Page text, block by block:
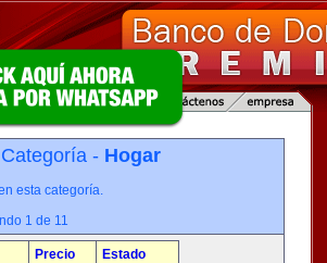
- Hogar
esta categoría.
1 de 11
Precio
Estado